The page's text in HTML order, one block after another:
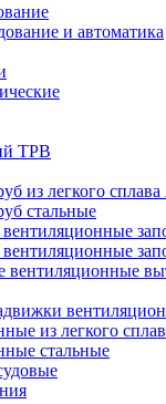
и автоматика
ТРВ
из легкого
стальные
вентиляционные
из легкого
стальные